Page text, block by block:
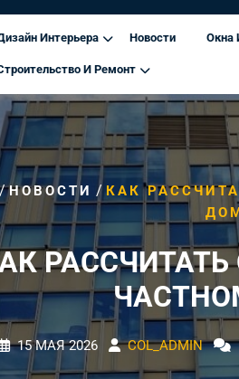
Интерьера Новости Окна
И Ремонт
НОВОСТИ / КАК
РАССЧИТАТЬ
15 МАЯ 2026 COL_ADMIN